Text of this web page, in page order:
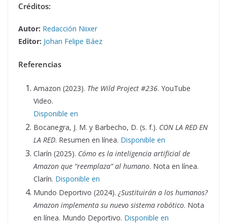
Créditos:
Autor: Redacción Niixer
Editor: Johan Felipe Báez
Referencias
Amazon (2023). The Wild Project #236. YouTube
Video.
Disponible en
Bocanegra, J. M. y Barbecho, D. (s. f.). CON LA RED EN
LA RED. Resumen en línea. Disponible en
Clarín (2025). Cómo es la inteligencia artificial de
Amazon que “reemplaza” al humano. Nota en línea.
Clarín. Disponible en
Mundo Deportivo (2024). ¿Sustituirán a los humanos?
Amazon implementa su nuevo sistema robótico. Nota
en línea. Mundo Deportivo. Disponible en